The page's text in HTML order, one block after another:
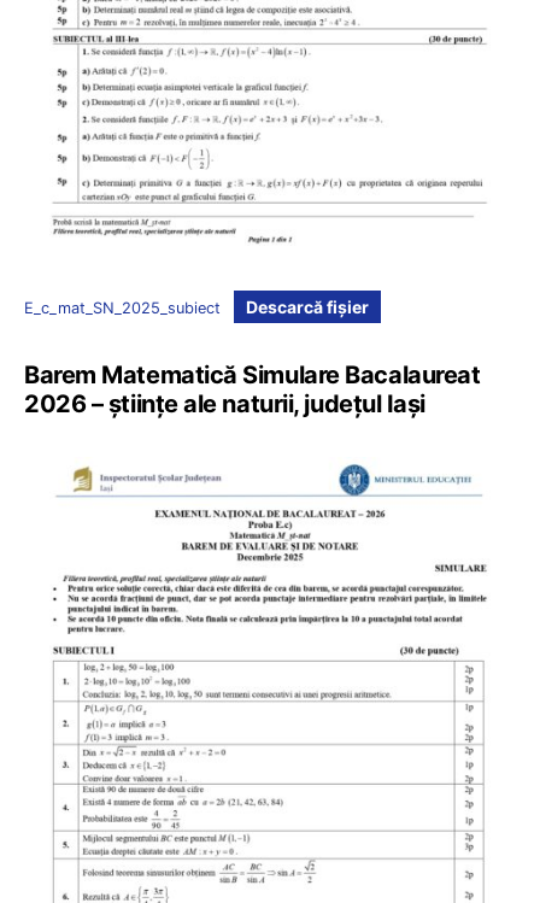
E_c_mat_SN_2025_subiect Descarcă fișier
Barem Matematică Simulare Bacalaureat
2026 – științe ale naturii, județul Iași